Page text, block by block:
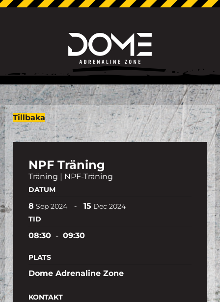
Tillbaka
NPF Träning
Träning | NPF-Träning
DATUM
8 Sep 2024 - 15 Dec 2024
TID
08:30 - 09:30
PLATS
Dome Adrenaline Zone
KONTAKT